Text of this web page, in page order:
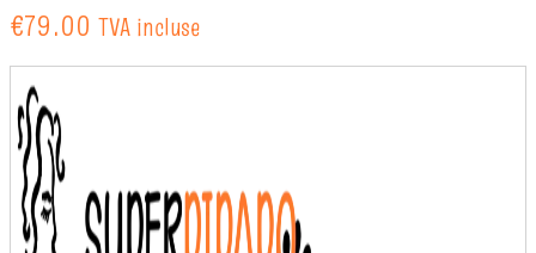
€79.00 TVA incluse